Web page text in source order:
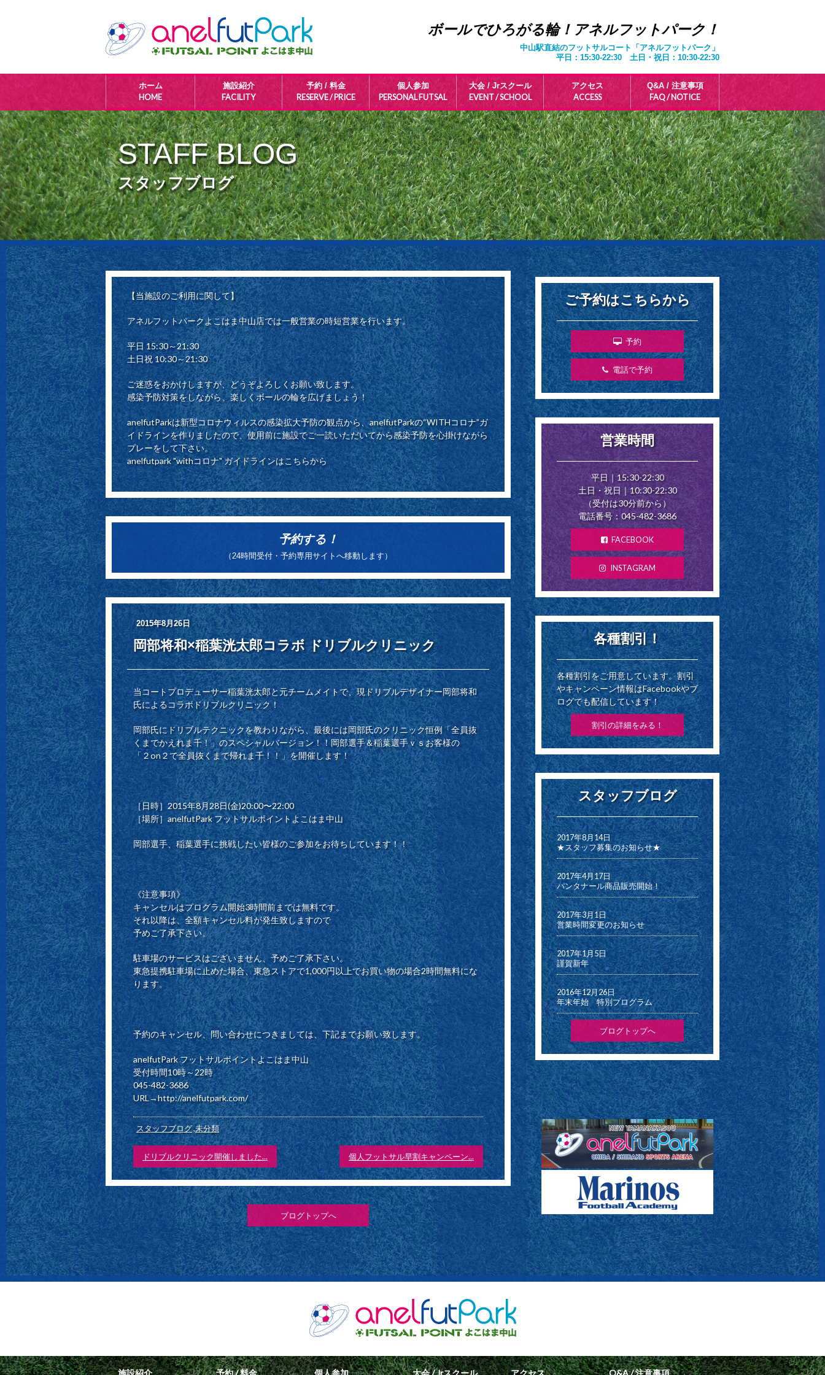
ボールでひろがる輪！アネルフットパーク！
中山駅直結のフットサルコート「アネルフットパーク」
平日：15:30-22:30 土日・祝日：10:30-22:30
ホーム
HOME
施設紹介
FACILITY
予約 / 料金
RESERVE / PRICE
個人参加
PERSONAL FUTSAL
大会 / Jrスクール
EVENT / SCHOOL
アクセス
ACCESS
Q&A / 注意事項
FAQ / NOTICE
STAFF BLOG
スタッフブログ
【当施設のご利用に関して】
アネルフットパークよこはま中山店では一般営業の時短営業を行います。
平日 15:30～21:30
土日祝 10:30～21:30
ご迷惑をおかけしますが、どうぞよろしくお願い致します。
感染予防対策をしながら、楽しくボールの輪を広げましょう！
anelfutParkは新型コロナウィルスの感染拡大予防の観点から、anelfutParkの“WITHコロナ”ガ
イドラインを作りましたので、使用前に施設でご一読いただいてから感染予防を心掛けながら
プレーをして下さい。
anelfutpark "withコロナ" ガイドラインはこちらから
予約する！
（24時間受付・予約専用サイトへ移動します）
2015年8月26日
岡部将和×稲葉洸太郎コラボ ドリブルクリニック
当コートプロデューサー稲葉洸太郎と元チームメイトで、現ドリブルデザイナー岡部将和
氏によるコラボドリブルクリニック！
岡部氏にドリブルテクニックを教わりながら、最後には岡部氏のクリニック恒例「全員抜
くまでかえれま千！」のスペシャルバージョン！！岡部選手＆稲葉選手ｖｓお客様の
「２on２で全員抜くまで帰れま千！！」を開催します！
［日時］2015年8月28日(金)20:00〜22:00
［場所］anelfutPark フットサルポイントよこはま中山
岡部選手、稲葉選手に挑戦したい皆様のご参加をお待ちしています！！
《注意事項》
キャンセルはプログラム開始3時間前までは無料です。
それ以降は、全額キャンセル料が発生致しますので
予めご了承下さい。
駐車場のサービスはございません、予めご了承下さい。
東急提携駐車場に止めた場合、東急ストアで1,000円以上でお買い物の場合2時間無料にな
ります。
予約のキャンセル、問い合わせにつきましては、下記までお願い致します。
anelfutPark フットサルポイントよこはま中山
受付時間10時～22時
045-482-3686
URL→http://anelfutpark.com/
スタッフブログ,未分類
ドリブルクリニック開催しました... 個人フットサル早割キャンペーン...
ブログトップへ
ご予約はこちらから
予約
電話で予約
営業時間
平日｜15:30-22:30
土日・祝日｜10:30-22:30
（受付は30分前から）
電話番号：045-482-3686
FACEBOOK
INSTAGRAM
各種割引！
各種割引をご用意しています。割引
やキャンペーン情報はFacebookやブ
ログでも配信しています！
割引の詳細をみる！
スタッフブログ
2017年8月14日
★スタッフ募集のお知らせ★
2017年4月17日
パンタナール商品販売開始！
2017年3月1日
営業時間変更のお知らせ
2017年1月5日
謹賀新年
2016年12月26日
年末年始 特別プログラム
ブログトップへ
施設紹介 予約 / 料金 個人参加 大会 / Jrスクール アクセス Q&A / 注意事項